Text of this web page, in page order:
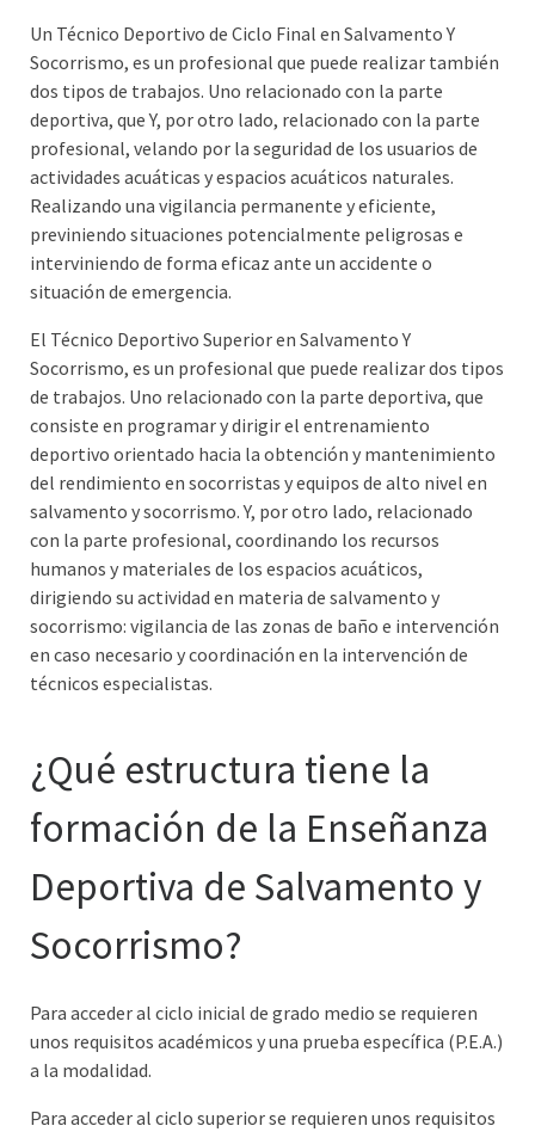
Un Técnico Deportivo de Ciclo Final en Salvamento Y
Socorrismo, es un profesional que puede realizar también
dos tipos de trabajos. Uno relacionado con la parte
deportiva, que Y, por otro lado, relacionado con la parte
profesional, velando por la seguridad de los usuarios de
actividades acuáticas y espacios acuáticos naturales.
Realizando una vigilancia permanente y eficiente,
previniendo situaciones potencialmente peligrosas e
interviniendo de forma eficaz ante un accidente o
situación de emergencia.
El Técnico Deportivo Superior en Salvamento Y
Socorrismo, es un profesional que puede realizar dos tipos
de trabajos. Uno relacionado con la parte deportiva, que
consiste en programar y dirigir el entrenamiento
deportivo orientado hacia la obtención y mantenimiento
del rendimiento en socorristas y equipos de alto nivel en
salvamento y socorrismo. Y, por otro lado, relacionado
con la parte profesional, coordinando los recursos
humanos y materiales de los espacios acuáticos,
dirigiendo su actividad en materia de salvamento y
socorrismo: vigilancia de las zonas de baño e intervención
en caso necesario y coordinación en la intervención de
técnicos especialistas.
¿Qué estructura tiene la
formación de la Enseñanza
Deportiva de Salvamento y
Socorrismo?
Para acceder al ciclo inicial de grado medio se requieren
unos requisitos académicos y una prueba específica (P.E.A.)
a la modalidad.
Para acceder al ciclo superior se requieren unos requisitos